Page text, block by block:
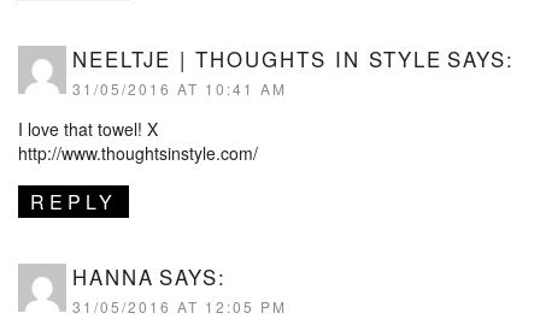
NEELTJE | THOUGHTS IN STYLE SAYS:
31/05/2016 AT 10:41 AM
I love that towel! X
http://www.thoughtsinstyle.com/
REPLY
HANNA SAYS:
31/05/2016 AT 12:05 PM